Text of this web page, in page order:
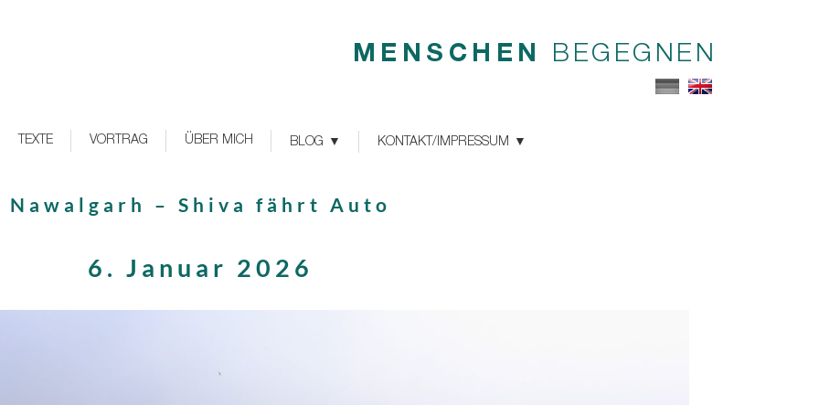
MENSCHEN BEGEGNEN
TEXTE VORTRAG ÜBER MICH BLOG KONTAKT/IMPRESSUM
Nawalgarh – Shiva fährt Auto
6. Januar 2026